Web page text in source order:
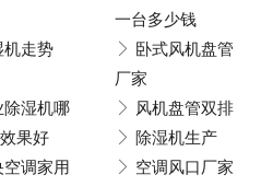
一台多少钱
机走势
卧式风机盘管
厂家
除湿机哪
果好
风机盘管双排
除湿机生产
空调家用
空调风口厂家